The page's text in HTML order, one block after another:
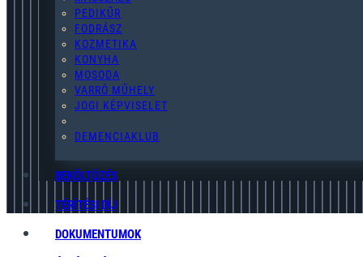
PEDIKŰR
FODRÁSZ
KOZMETIKA
KONYHA
MOSODA
VARRÓ MŰHELY
JOGI KÉPVISELET
DEMENCIAKLUB
BEKÖLTÖZÉS
TÉRÍTÉSI DÍJ
DOKUMENTUMOK
(28) 454-076
ADATKEZELÉSI TÁJÉKOZTATÓ